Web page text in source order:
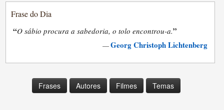
Frase do Dia
“O sábio procura a sabedoria, o tolo encontrou-a.”
—Georg Christoph Lichtenberg
Frases Autores Filmes Temas